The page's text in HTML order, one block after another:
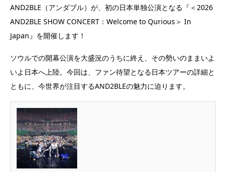
AND2BLE（アンダブル）が、初の日本単独公演となる『＜2026
AND2BLE SHOW CONCERT：Welcome to Qurious＞ In
Japan』を開催します！
ソウルでの開幕公演を大盛況のうちに終え、その勢いのままいよ
いよ日本へ上陸。今回は、ファン待望となる日本ツアーの詳細と
ともに、今世界が注目するAND2BLEの魅力に迫ります。